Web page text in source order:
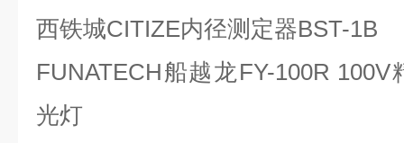
西铁城CITIZE内径测定器BST-1B
FUNATECH船越龙FY-100R
光灯